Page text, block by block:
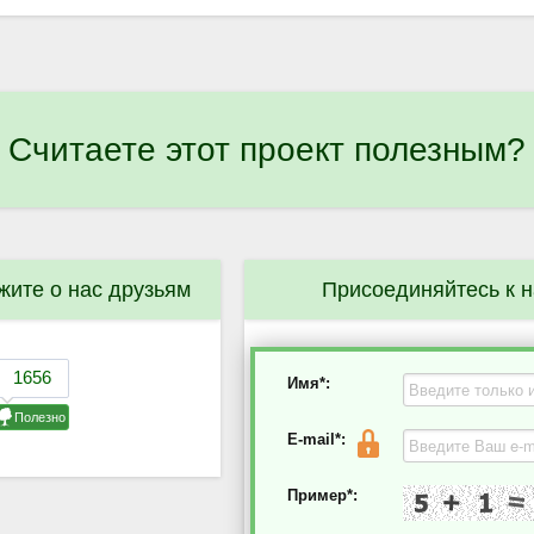
Считаете этот проект полезным?
о нас друзьям Присоединяйтесь к
Имя*:
E-mail*:
Пример*: